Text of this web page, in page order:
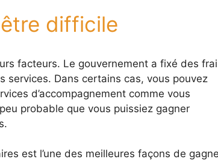
difficile
facteurs. Le gouvernement a fixé des
services. Dans certains cas, vous pouvez
d’accompagnement comme vous
probable que vous puissiez gagner
est l’une des meilleures façons de